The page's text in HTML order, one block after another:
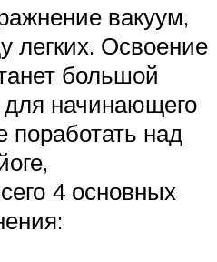
вакуум,
легких. Освоение
большой
начинающего
поработать над
4 основных